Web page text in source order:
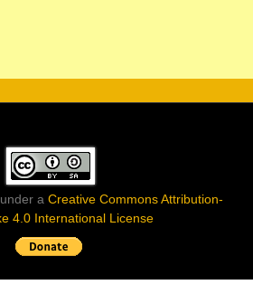
a Creative Commons Attribution-
4.0 International License